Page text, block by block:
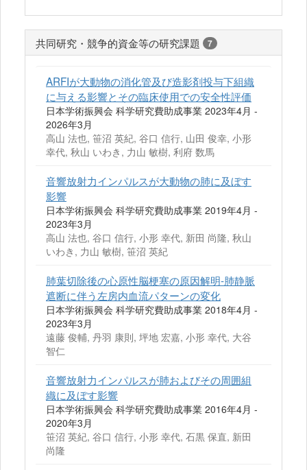
共同研究・競争的資金等の研究課題 7
ARFIが大動物の消化管及び造影剤投与下組織
に与える影響とその臨床使用での安全性評価
日本学術振興会 科学研究費助成事業 2023年4月 -
2026年3月
高山 法也, 笹沼 英紀, 谷口 信行, 山田 俊幸, 小形
幸代, 秋山 いわき, 力山 敏樹, 利府 数馬
音響放射力インパルスが大動物の肺に及ぼす
影響
日本学術振興会 科学研究費助成事業 2019年4月 -
2023年3月
高山 法也, 谷口 信行, 小形 幸代, 新田 尚隆, 秋山
いわき, 力山 敏樹, 笹沼 英紀
肺葉切除後の心原性脳梗塞の原因解明-肺静脈
遮断に伴う左房内血流パターンの変化
日本学術振興会 科学研究費助成事業 2018年4月 -
2023年3月
遠藤 俊輔, 丹羽 康則, 坪地 宏嘉, 小形 幸代, 大谷
智仁
音響放射力インパルスが肺およびその周囲組
織に及ぼす影響
日本学術振興会 科学研究費助成事業 2016年4月 -
2020年3月
笹沼 英紀, 谷口 信行, 小形 幸代, 石黒 保直, 新田
尚隆